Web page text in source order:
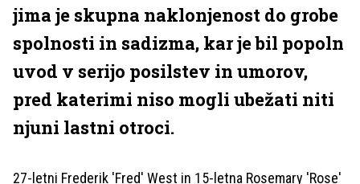
jima je skupna naklonjenost do grobe
spolnosti in sadizma, kar je bil popoln
uvod v serijo posilstev in umorov,
pred katerimi niso mogli ubežati niti
njuni lastni otroci.
27-letni Frederik 'Fred' West in 15-letna Rosemary 'Rose'